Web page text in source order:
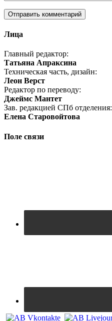
Лица
Главный редактор:
Татьяна Апраксина
Техническая часть, дизайн:
Леон Верст
Редактор по переводу:
Джеймс Мантет
Зав. редакцией СПб отделения:
Елена Старовойтова
Поле связи